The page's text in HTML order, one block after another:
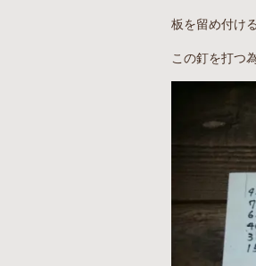
板を留め付け
この釘を打つ